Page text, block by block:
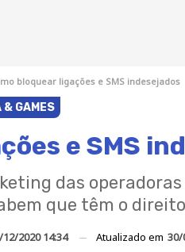
bloquear ligações e SMS indesejados
& GAMES
e SMS
das operadoras
que têm o
12/2020 14:34 Atualizado em 30/